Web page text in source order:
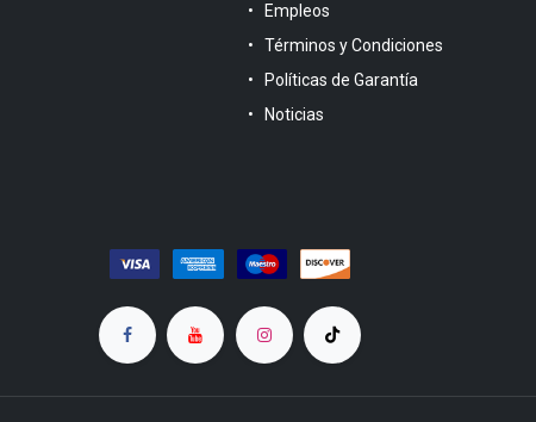
Empleos
Términos y Condiciones
Políticas de Garantía
Noticias